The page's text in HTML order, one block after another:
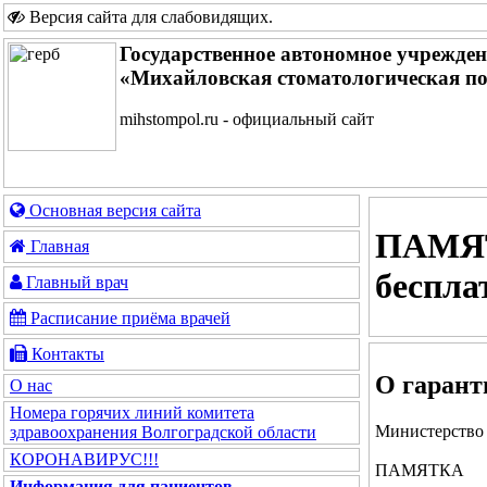
Версия сайта для слабовидящих.
Государственное автономное
«Михайловская стоматологическая
mihstompol.ru - официальный сайт
Основная версия сайта
Главная
Главный врач
Расписание приёма врачей
Контакты
О нас
Номера горячих линий комитета
здравоохранения Волгоградской области
КОРОНАВИРУС!!!
О
Министерство
ПАМЯТКА